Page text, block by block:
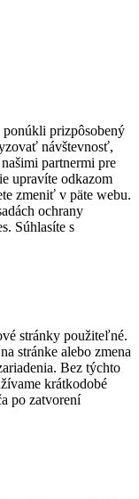
prizpôsobený
návštevnosť,
partnermi pre
upravíte odkazom
zmeniť v päte webu.
ochrany
Súhlasíte s
stránky použiteľné.
stránke alebo zmena
Bez týchto
krátkodobé
po zatvorení